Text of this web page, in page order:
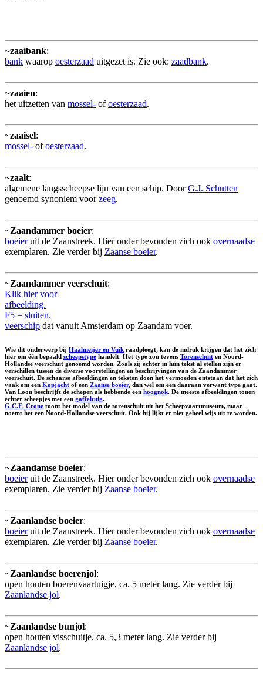
~zaaibank:
bank waarop oesterzaad uitgezet is. Zie ook: zaadbank.
~zaaien:
het uitzetten van mossel- ofoesterzaad.
~zaaisel:
mossel- ofoesterzaad.
~zaalt:
algemene langsscheepse lijn van een schip. DoorG.J. Schutten
genoemd synoniem voorzeeg.
~Zaandammer boeier:
boeieruit de Zaanstreek. Hier onder bevonden zich ook overnaadse
exemplaren. Zie verder bij Zaanse boeier.
~Zaandammer veerschuit:
Klik hier voor
afbeelding.
F5 = sluiten.
veerschip dat vanuit Amsterdam op Zaandam voer.
Wie dit onderwerp bij Haalmeijer en Vuik raadpleegt, kan de indruk krijgen dat het zich
hier om één bepaald scheepstype handelt. Het type zou tevens Torenschuit en Noord-
Hollandse veerschuit genoemd worden. Zoals zij echter in hun tekst al stellen zijn er
verschillen tussen de diverse voorstellingen en beschrijvingen van de Zaandammer
veerschuit. De schaarse afbeeldingen en teksten doen het vermoeden ontstaan dat het zich
vaak om een Kopjacht of een Zaanse boeier, dan wel om een daaraan verwant type gaat.
Van Loon beschrijft de schepen als hebbende een hoognok. De meeste afbeeldingen tonen
echter scheepjes met een gaffeltuig.
G.C.E. Crone toont het model van de torenschuit uit het Scheepvaartmuseum, maar
noemt het een Noord-Hollandse veerschuit. Ook hij lijkt er niet geheel wijs uit te worden.
~Zaandamse boeier:
boeieruit de Zaanstreek. Hier onder bevonden zich ook overnaadse
exemplaren. Zie verder bij Zaanse boeier.
~Zaanlandse boeier:
boeieruit de Zaanstreek. Hier onder bevonden zich ook overnaadse
exemplaren. Zie verder bij Zaanse boeier.
~Zaanlandse boerenjol:
open houten boerenvaartuigje, ca. 5 meter lang. Zie verder bij
Zaanlandse jol.
~Zaanlandse bunjol:
open houten visschuitje, ca. 5,3 meter lang. Zie verder bij
Zaanlandse jol.